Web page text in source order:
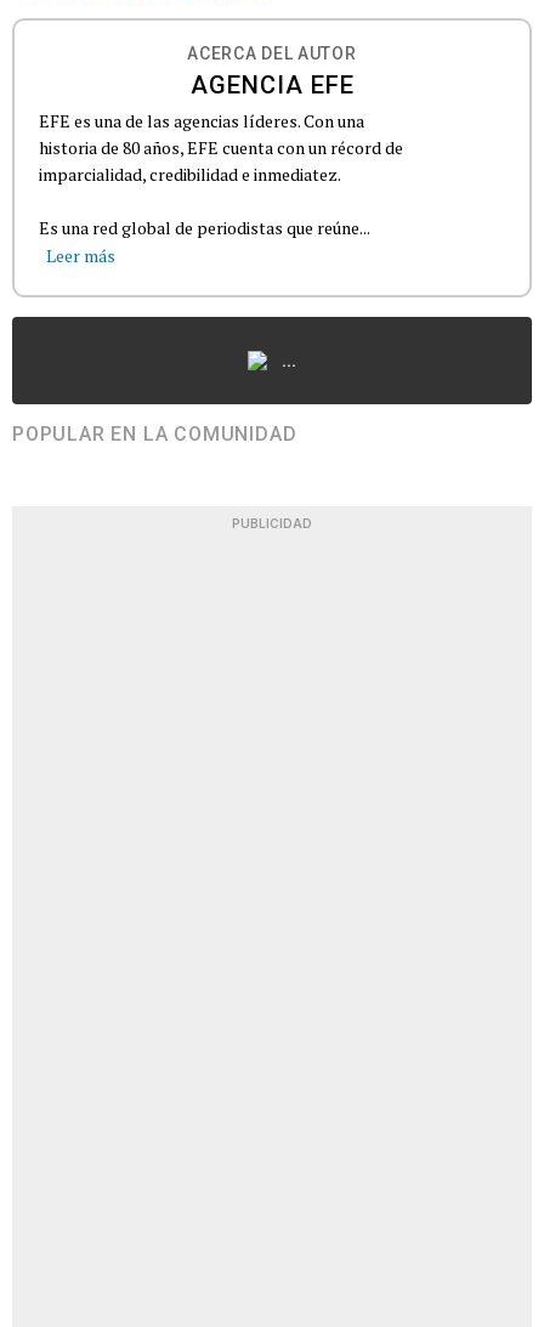
ACERCA DEL AUTOR
AGENCIA EFE
EFE es una de las agencias líderes. Con una
historia de 80 años, EFE cuenta con un récord de
imparcialidad, credibilidad e inmediatez.
Es una red global de periodistas que reúne...
Leer más
...
POPULAR EN LA COMUNIDAD
PUBLICIDAD